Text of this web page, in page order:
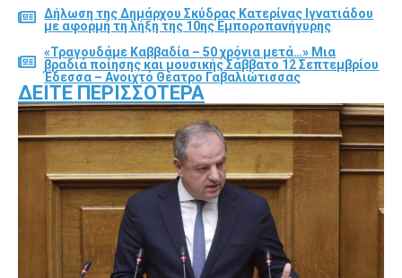
Δήλωση της Δημάρχου Σκύδρας Κατερίνας Ιγνατιάδου
με αφορμή τη λήξη της 10ης Εμποροπανήγυρης
«Τραγουδάμε Καββαδία – 50 χρόνια μετά…» Μια
βραδιά ποίησης και μουσικής Σάββατο 12 Σεπτεμβρίου
Έδεσσα – Ανοιχτό Θέατρο Γαβαλιώτισσας
ΔΕΊΤΕ ΠΕΡΙΣΣΌΤΕΡΑ